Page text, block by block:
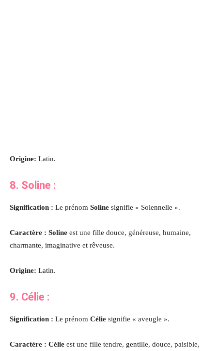
Origine: Latin.
8. Soline :
Signification : Le prénom Soline signifie « Solennelle ».
Caractère : Soline est une fille douce, généreuse, humaine,
charmante, imaginative et rêveuse.
Origine: Latin.
9. Célie :
Signification : Le prénom Célie signifie « aveugle ».
Caractère : Célie est une fille tendre, gentille, douce, paisible,